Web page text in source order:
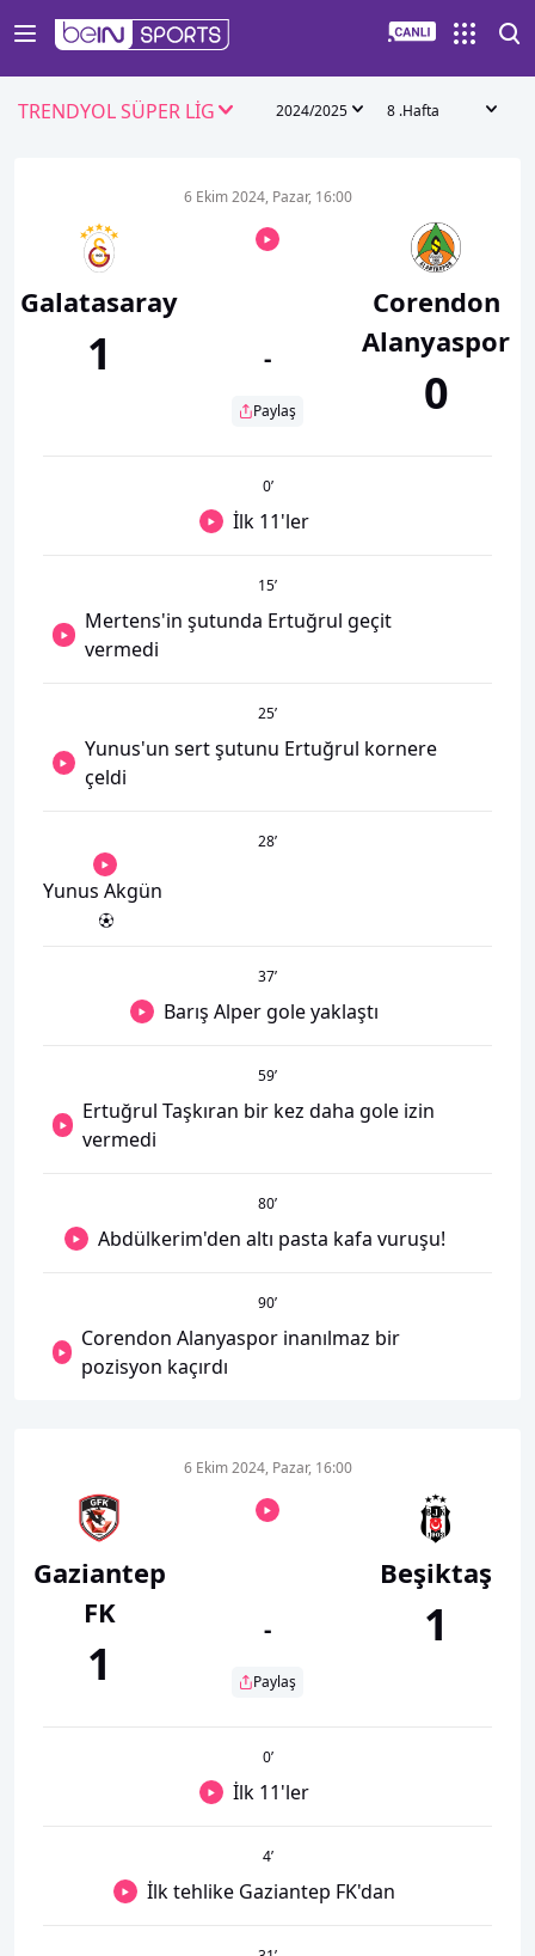
TRENDYOL SÜPER LİG 2024/2025 8 .Hafta
Galatasaray
1
6 Ekim 2024, Pazar, 16:00
-
Paylaş
Corendon
Alanyaspor
0
0’
İlk 11'ler
15’
Mertens'in şutunda Ertuğrul geçit
vermedi
25’
Yunus'un sert şutunu Ertuğrul kornere
çeldi
28’
Yunus Akgün
37’
Barış Alper gole yaklaştı
59’
Ertuğrul Taşkıran bir kez daha gole izin
vermedi
80’
Abdülkerim'den altı pasta kafa vuruşu!
90’
Corendon Alanyaspor inanılmaz bir
pozisyon kaçırdı
Gaziantep
FK
1
6 Ekim 2024, Pazar, 16:00
-
Paylaş
Beşiktaş
1
0’
İlk 11'ler
4’
İlk tehlike Gaziantep FK'dan